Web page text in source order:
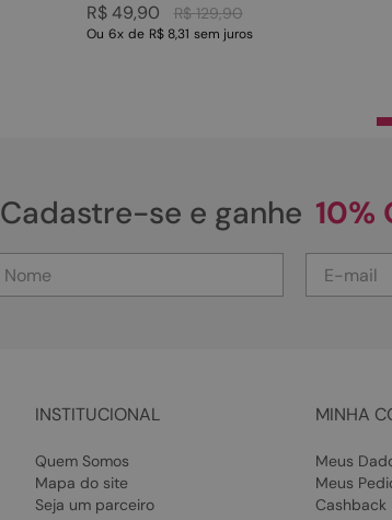
R$ 129,90
R$ 49,90
Ou 6x de R$ 8,31 sem juros
Cadastre-se e ganhe 10%
INSTITUCIONAL
Quem Somos
Mapa do site
Seja um parceiro
MINHA
Meus
Meus
Cashback